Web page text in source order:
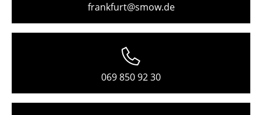
Hannover
Konstanz
frankfurt@smow.de
069 850 92 30